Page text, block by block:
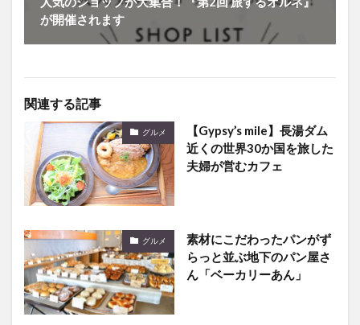
が開催されます
関連する記事
グルメ
【Gypsy’s mile】長湯ダム
近くの世界30か国を旅した
夫婦が営むカフェ
グルメ
素材にこだわったパンがず
らっと並ぶ地下のパン屋さ
ん「ベーカリーあん」